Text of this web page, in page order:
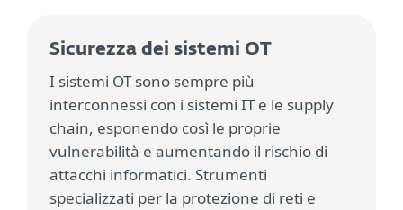
Sicurezza dei sistemi OT
I sistemi OT sono sempre più
interconnessi con i sistemi IT e le supply
chain, esponendo così le proprie
vulnerabilità e aumentando il rischio di
attacchi informatici. Strumenti
specializzati per la protezione di reti e